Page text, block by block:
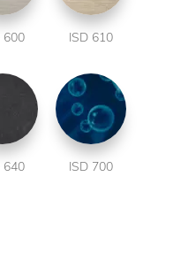
600 ISD 610
640 ISD 700